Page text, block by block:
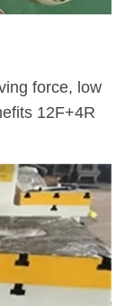
force, low
12F+4R